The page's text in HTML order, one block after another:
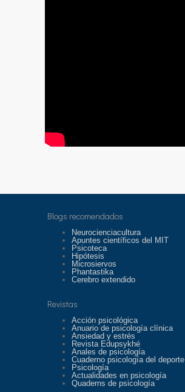
Blogs recomendados
Neurocienciacultura
Apuntes científicos del MIT
Psicoteca
Hipótesis
Microsiervos
Phantastika
Cerebro extendido
Revistas
Acción psicológica
Anuario de psicología clínica
Ansiedad y estrés
Revista Edupsykhé
Anales de psicología
Cuaderno psicología del deporte
Psicología
Actualidades en psicología
Quaderns de psicología